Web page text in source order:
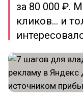
за 80 000 ₽.
кликов… и